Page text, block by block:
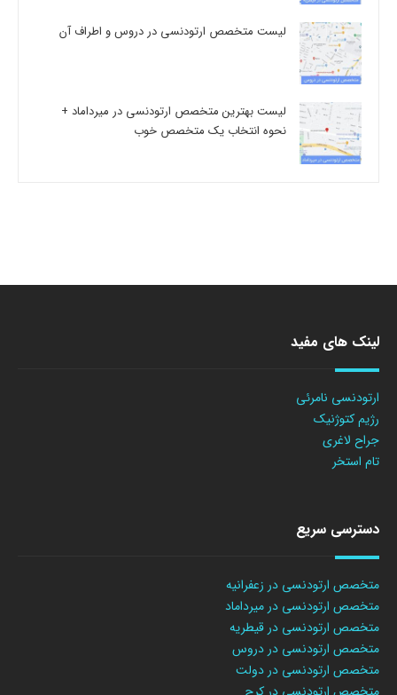
لیست متخصص ارتودنسی در دروس و اطراف آن
لیست بهترین متخصص ارتودنسی در میرداماد +
نحوه انتخاب یک متخصص خوب
لینک های مفید
ارتودنسی نامرئی
رژیم کتوژنیک
جراح لاغری
تام استخر
دسترسی سریع
متخصص ارتودنسی در زعفرانیه
متخصص ارتودنسی در میرداماد
متخصص ارتودنسی در قیطریه
متخصص ارتودنسی در دروس
متخصص ارتودنسی در دولت